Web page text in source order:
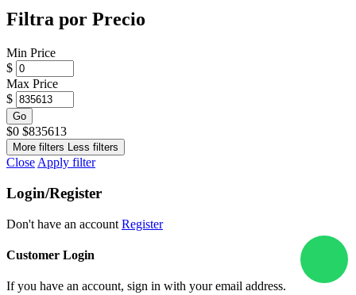
Filtra por Precio
Min Price
$
Max Price
$
Go
$0 $835613
More filters Less filters
Close Apply filter
Login/Register
Don't have an account Register
Customer Login
If you have an account, sign in with your email address.